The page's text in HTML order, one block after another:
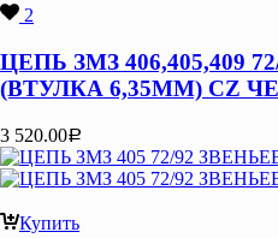
2
ЦЕПЬ ЗМЗ 406,405,409
(ВТУЛКА 6,35ММ) CZ
3 520.00Р
Купить